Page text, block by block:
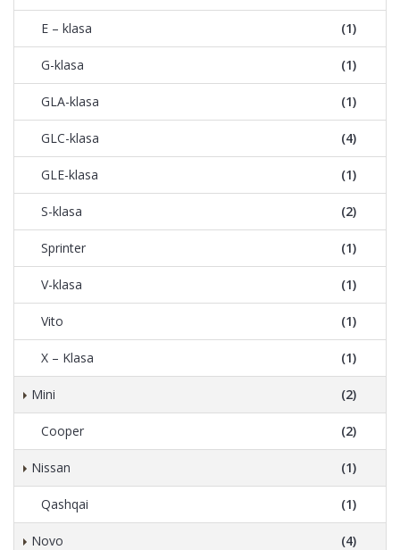
E – klasa (1)
G-klasa (1)
GLA-klasa (1)
GLC-klasa (4)
GLE-klasa (1)
S-klasa (2)
Sprinter (1)
V-klasa (1)
Vito (1)
X – Klasa (1)
Mini (2)
Cooper (2)
Nissan (1)
Qashqai (1)
Novo (4)